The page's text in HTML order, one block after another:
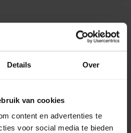
Details Over
van cookies
content en advertenties te
voor social media te bieden
DN065B G4 LED downlight 19W